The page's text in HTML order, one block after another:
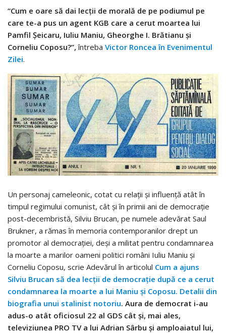
“Cum e oare să dai lecții de morală de pe podiumul pe
care te-a pus un agent KGB care a cerut moartea lui
Pamfil Șeicaru, Iuliu Maniu, Gheorghe I. Brătianu și
Corneliu Coposu?”, întreba Victor Roncea în Evenimentul
Zilei.
Un personaj cameleonic, cotat cu relaţii şi influenţă atât în
timpul regimului comunist, cât şi în primii ani de democraţie
post-decembristă, Silviu Brucan, pe numele adevărat Saul
Brukner, a rămas în memoria contemporanilor drept un
promotor al democraţiei, deşi a militat pentru condamnarea
la moarte a marilor oameni politici români Iuliu Maniu şi
Corneliu Coposu, scrie Adevărul în articolul Cum a ajuns
Silviu Brucan să dea lecţii de democraţie după ce a cerut
condamnarea la moarte a lui Maniu şi Coposu. Detalii din
biografia unui stalinist notoriu. Aura de democrat i-au
adus-o atât oficiosul 22 al GDS cât și, mai ales,
televiziunea PRO TV a lui Adrian Sârbu și amploaiatul lui,